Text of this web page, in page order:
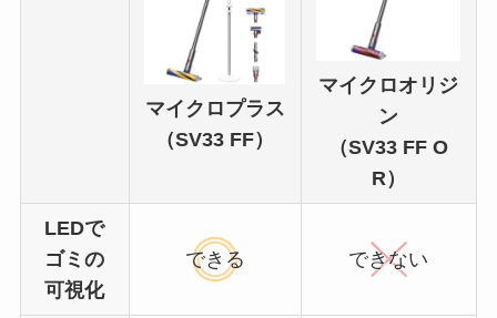
マイクロプラス
（SV33 FF）
マイクロオリジ
ン
（SV33 FF O
R）
LEDで
ゴミの
可視化
できる できない